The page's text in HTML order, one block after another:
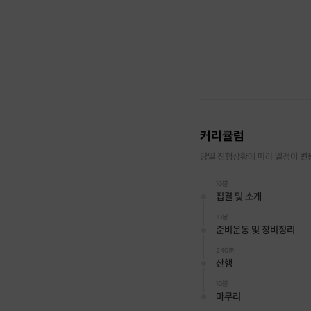
커리큘럼
당일 진행상황에 따라 일정이 변
10분
집결 및 소개
10분
준비운동 및 장비정리
240분
산행
10분
마무리